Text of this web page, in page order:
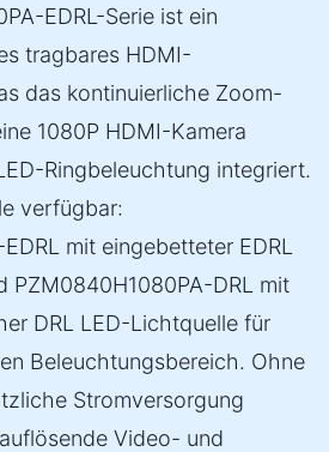
EDRL-Serie ist ein
tragbares HDMI-
das kontinuierliche Zoom-
1080P HDMI-Kamera
Ringbeleuchtung integriert.
verfügbar:
mit eingebetteter EDRL
PZM0840H1080PA-DRL mit
DRL LED-Lichtquelle für
Beleuchtungsbereich. Ohne
Stromversorgung
Video- und